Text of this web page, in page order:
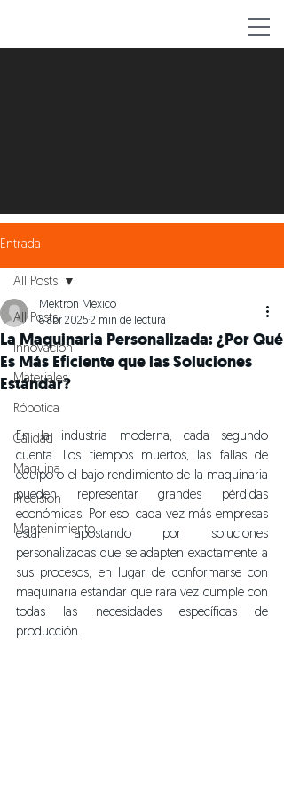
Entrada
All Posts
Innovación
Materiales
Róbotica
Calidad
Maquina
Precisión
Mantenimiento
All Posts
La Maquinaria Personalizada: ¿Por Qué
Es Más Eficiente que las Soluciones
Estándar?
Mektron México
8 abr 2025 2 min de lectura
En la industria moderna, cada segundo
cuenta. Los tiempos muertos, las fallas de
equipo o el bajo rendimiento de la maquinaria
pueden representar grandes pérdidas
económicas. Por eso, cada vez más empresas
están apostando por soluciones
personalizadas que se adapten exactamente a
sus procesos, en lugar de conformarse con
maquinaria estándar que rara vez cumple con
todas las necesidades específicas de
producción.